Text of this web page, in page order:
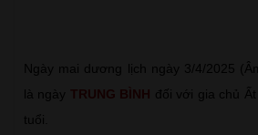
Ngày mai dương lịch ngày 3/4/2025
là ngày TRUNG BÌNH đối với gia chủ
tuổi.